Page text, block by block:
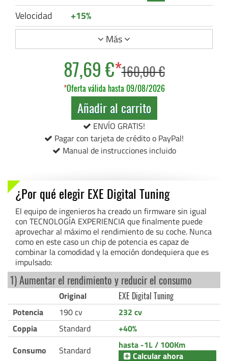
Velocidad
+15%
Más
87,69 €*160,00 €
*Oferta válida hasta 09/08/2026
Añadir al carrito
ENVÍO GRATIS!
Pagar con tarjeta de crédito o PayPal!
Manual de instrucciones incluido
¿Por qué elegir EXE Digital Tuning
El equipo de ingenieros ha creado un firmware sin igual
con TECNOLOGÍA EXPERIENCIA que finalmente puede
aprovechar al máximo el rendimiento de su coche. Nunca
como en este caso un chip de potencia es capaz de
combinar la comodidad y la emoción dondequiera que es
impulsado:
1) Aumentar el rendimiento y reducir el consumo
Original
EXE Digital Tuning
Potencia
190 cv
232 cv
Coppia
Standard
+40%
Consumo
Standard
hasta -1L / 100Km
Calcular ahora